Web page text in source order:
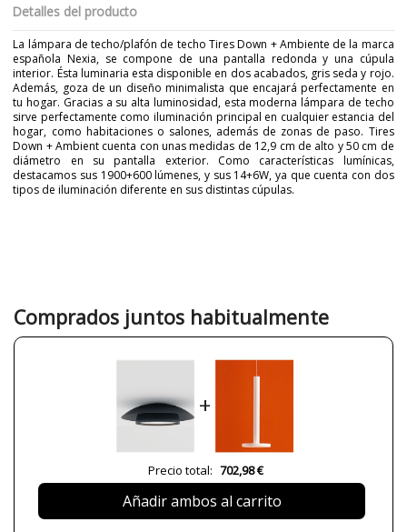
Detalles del producto
La lámpara de techo/plafón de techo Tires Down + Ambiente de la marca
española Nexia, se compone de una pantalla redonda y una cúpula
interior. Ésta luminaria esta disponible en dos acabados, gris seda y rojo.
Además, goza de un diseño minimalista que encajará perfectamente en
tu hogar. Gracias a su alta luminosidad, esta moderna lámpara de techo
sirve perfectamente como iluminación principal en cualquier estancia del
hogar, como habitaciones o salones, además de zonas de paso. Tires
Down + Ambient cuenta con unas medidas de 12,9 cm de alto y 50 cm de
diámetro en su pantalla exterior. Como características lumínicas,
destacamos sus 1900+600 lúmenes, y sus 14+6W, ya que cuenta con dos
tipos de iluminación diferente en sus distintas cúpulas.
Beige
Gris
Rojo
12,9 cm
a partir de septiembre
230V
LED
Lumens (LED)
1900+600 lm
Comprados juntos habitualmente
+
Precio total: 702,98 €
Añadir ambos al carrito